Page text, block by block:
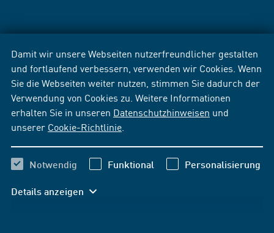
Damit wir unsere Webseiten nutzerfreundlicher gestalten
und fortlaufend verbessern, verwenden wir Cookies. Wenn
Sie die Webseiten weiter nutzen, stimmen Sie dadurch der
Verwendung von Cookies zu. Weitere Informationen
erhalten Sie in unseren Datenschutzhinweisen und
unserer Cookie-Richtlinie
Notwendig Funktional Personalisierung
Details anzeigen